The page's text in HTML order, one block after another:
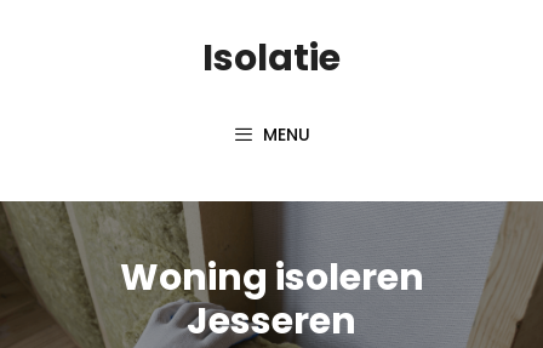
Isolatie
MENU
Woning isoleren
Jesseren